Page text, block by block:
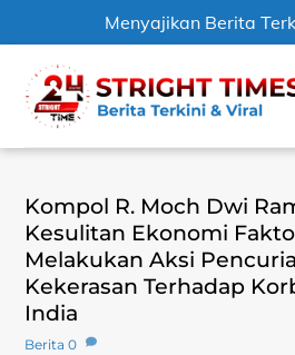
Menyajikan Berita
content
Kompol R. Moch Dwi
Kesulitan Ekonomi
Melakukan Aksi
Kekerasan Terhadap
India
Berita 0